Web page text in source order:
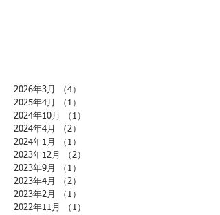
2026年3月 （4）
2025年4月
（1）
2024年10月
（1）
2024年4月
（2）
2024年1月
（1）
2023年12月
（2）
2023年9月
（1）
2023年4月
（2）
2023年2月
（1）
2022年11月
（1）